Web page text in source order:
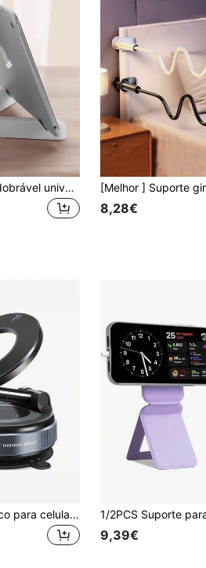
Suporte portátil dobrável universal de 1 peça para tablets e smartphones, compatível com iPhone, Android, presente de aniversário, suporte para celular para família e amigos, suporte para celular, acessórios para celular
8,28€
Suporte magnético para celular ajustável em 360°, adequado para carro/academia/espelho/superfície lisa/espelho de banheiro, suporte universal dobrável para celular no carro, compatível com todos os smartphones e veículos, design dobrável, fixação estável, altura ajustável, suporte magnético para celular com ventosa mecânica, aplicável para carro/academia/espelho/superfície lisa, acompanha anel guia magnético
9,39€